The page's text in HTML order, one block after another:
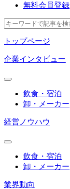
無料会員登録
トップページ
企業インタビュー
飲食・宿泊
卸・メーカー
経営ノウハウ
飲食・宿泊
卸・メーカー
業界動向